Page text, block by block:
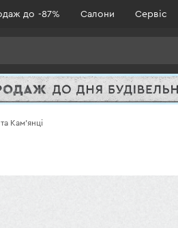
до -87% Салони Сервіс
Кам'янці